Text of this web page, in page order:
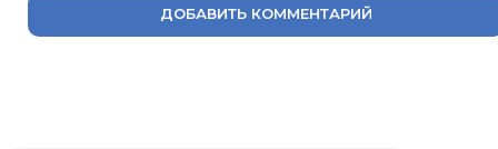
ДОБАВИТЬ КОММЕНТАРИЙ